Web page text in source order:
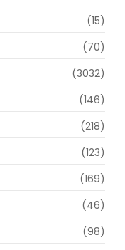
(15)
(70)
(3032)
(146)
(218)
(123)
(169)
(46)
(98)